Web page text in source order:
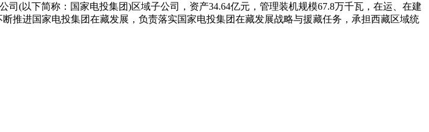
以下简称：国家电投集团)区域子公司，资产34.64亿元，管理装机规模67.8万千瓦，在运、在建
推进国家电投集团在藏发展，负责落实国家电投集团在藏发展战略与援藏任务，承担西藏区域统